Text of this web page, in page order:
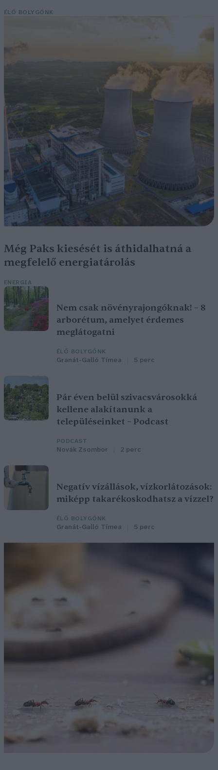
ÉLŐ BOLYGÓNK
Még Paks kiesését is áthidalhatná a
megfelelő energiatárolás
ENERGIA
Nem csak növényrajongóknak! – 8
arborétum, amelyet érdemes
meglátogatni
ÉLŐ BOLYGÓNK
Granát-Galló Tímea 5 perc
Pár éven belül szivacsvárosokká
kellene alakítanunk a
településeinket – Podcast
PODCAST
Novák Zsombor 2 perc
Negatív vízállások, vízkorlátozások:
miképp takarékoskodhatsz a vízzel?
ÉLŐ BOLYGÓNK
Granát-Galló Tímea 5 perc